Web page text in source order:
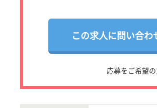
この求人に問い合わ
応募をご希望